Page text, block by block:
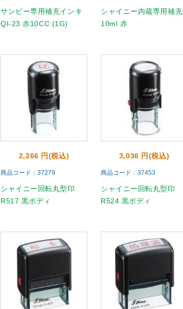
サンビー専用補充インキ
QI-23 赤10CC (1G)
シャイニー内蔵専用補充
10ml 赤
2,266 円(税込)
商品コード：37279
シャイニー回転丸型印
R517 黒ボディ
3,036 円(税込)
商品コード：37453
シャイニー回転丸型印
R524 黒ボディ